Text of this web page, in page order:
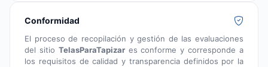
Conformidad
El proceso de recopilación y gestión de las evaluaciones
del sitio TelasParaTapizares conforme y corresponde a
los requisitos de calidad y transparencia definidos por la